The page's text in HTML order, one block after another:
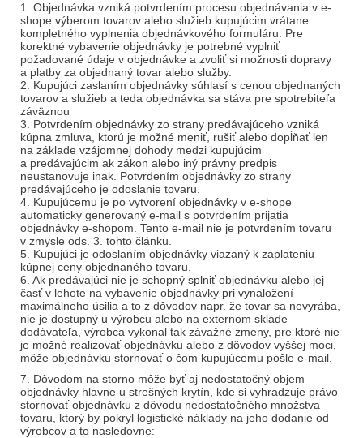
1. Objednávka vzniká potvrdením procesu objednávania v e-
shope výberom tovarov alebo služieb kupujúcim vrátane
kompletného vyplnenia objednávkového formuláru. Pre
korektné vybavenie objednávky je potrebné vyplniť
požadované údaje v objednávke a zvoliť si možnosti dopravy
a platby za objednaný tovar alebo služby.
2. Kupujúci zaslaním objednávky súhlasí s cenou objednaných
tovarov a služieb a teda objednávka sa stáva pre spotrebiteľa
záväznou
3. Potvrdením objednávky zo strany predávajúceho vzniká
kúpna zmluva, ktorú je možné meniť, rušiť alebo dopĺňať len
na základe vzájomnej dohody medzi kupujúcim
a predávajúcim ak zákon alebo iný právny predpis
neustanovuje inak. Potvrdením objednávky zo strany
predávajúceho je odoslanie tovaru.
4. Kupujúcemu je po vytvorení objednávky v e-shope
automaticky generovaný e-mail s potvrdením prijatia
objednávky e-shopom. Tento e-mail nie je potvrdením tovaru
v zmysle ods. 3. tohto článku.
5. Kupujúci je odoslaním objednávky viazaný k zaplateniu
kúpnej ceny objednaného tovaru.
6. Ak predávajúci nie je schopný splniť objednávku alebo jej
časť v lehote na vybavenie objednávky pri vynaložení
maximálneho úsilia a to z dôvodov napr. že tovar sa nevyrába,
nie je dostupný u výrobcu alebo na externom sklade
dodávateľa, výrobca vykonal tak závažné zmeny, pre ktoré nie
je možné realizovať objednávku alebo z dôvodov vyššej moci,
môže objednávku stornovať o čom kupujúcemu pošle e-mail.
7. Dôvodom na storno môže byť aj nedostatočný objem
objednávky hlavne u strešných krytín, kde si vyhradzuje právo
stornovať objednávku z dôvodu nedostatočného množstva
tovaru, ktorý by pokryl logistické náklady na jeho dodanie od
výrobcov a to nasledovne: